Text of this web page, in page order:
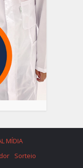
MÍDIA
Sorteio